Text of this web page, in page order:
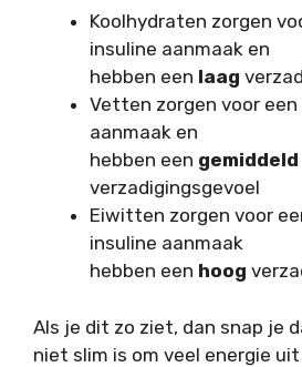
Koolhydraten zorgen
insuline aanmaak en
hebben een laag
Vetten zorgen voor een
aanmaak en
hebben een gemiddeld
verzadigingsgevoel
Eiwitten zorgen voor
insuline aanmaak
hebben een hoog
Als je dit zo ziet, dan snap je
niet slim is om veel energie